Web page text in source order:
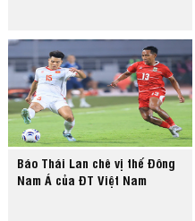
Báo Thái Lan chê vị thế Đông
Nam Á của ĐT Việt Nam